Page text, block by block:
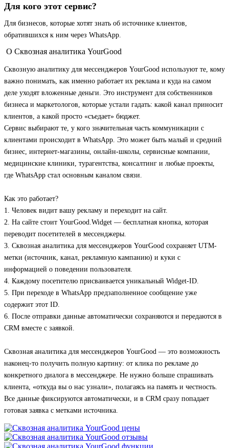
Для кого этот сервис?
Для бизнесов, которые хотят знать об источнике клиентов,
обратившихся к ним через WhatsApp.
О Сквозная аналитика YourGood
Сквозную аналитику для мессенджеров YourGood используют те, кому
важно понимать, как именно работает их реклама и куда на самом
деле уходят вложенные деньги. Это инструмент для собственников
бизнеса и маркетологов, которые устали гадать: какой канал приносит
клиентов, а какой просто «съедает» бюджет.
Сервис выбирают те, у кого значительная часть коммуникации с
клиентами происходит в WhatsApp. Это может быть малый и средний
бизнес, интернет-магазины, онлайн-школы, сервисные компании,
медицинские клиники, турагентства, консалтинг и любые проекты,
где WhatsApp стал основным каналом связи.
Как это работает?
1. Человек видит вашу рекламу и переходит на сайт.
2. На сайте стоит YourGood.Widget — бесплатная кнопка, которая
переводит посетителей в мессенджеры.
3. Сквозная аналитика для мессенджеров YourGood сохраняет UTM-
метки (источник, канал, рекламную кампанию) и куки с
информацией о поведении пользователя.
4. Каждому посетителю присваивается уникальный Widget-ID.
5. При переходе в WhatsApp предзаполненное сообщение уже
содержит этот ID.
6. После отправки данные автоматически сохраняются и передаются в
CRM вместе с заявкой.
Сквозная аналитика для мессенджеров YourGood — это возможность
наконец-то получить полную картину: от клика по рекламе до
конкретного диалога в мессенджере. Не нужно больше спрашивать
клиента, «откуда вы о нас узнали», полагаясь на память и честность.
Все данные фиксируются автоматически, и в CRM сразу попадает
готовая заявка с метками источника.